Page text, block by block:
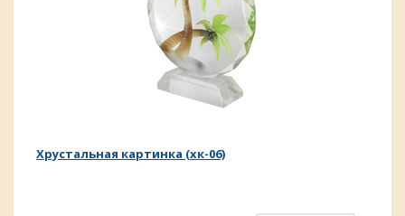
Хрустальная картинка (хк-06)